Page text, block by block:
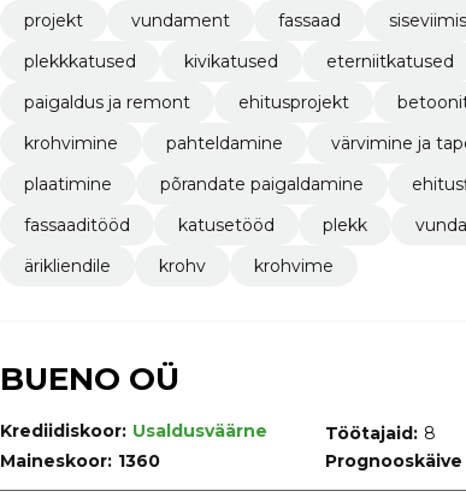
projekt
vundament fassaad
plekkkatused
kivikatused eterniitkatused
paigaldus ja remont
ehitusprojekt
krohvimine
pahteldamine
värvimine ja
plaatimine
põrandate paigaldamine
fassaaditööd
katusetööd plekk
ärikliendile
krohv krohvime
BUENO OÜ
Krediidiskoor: Usaldusväärne
Maineskoor: 1360
Töötajaid: 8
Prognooskäive